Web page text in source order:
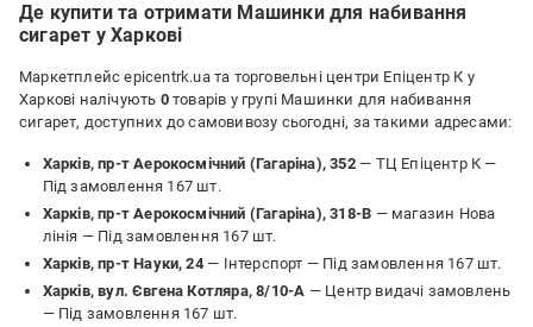
Де купити та отримати Машинки для набивання
сигарет у Харкові
Маркетплейс epicentrk.ua та торговельні центри Епіцентр К у
Харкові налічують 0товарів у групі Машинки для набивання
сигарет, доступних до самовивозу сьогодні, за такими адресами:
Харків, пр-т Аерокосмічний (Гагаріна), 352— ТЦ Епіцентр К —
Під замовлення 167 шт.
Харків, пр-т Аерокосмічний (Гагаріна), 318-В — магазин Нова
лінія — Під замовлення 167 шт.
Харків, пр-т Науки, 24— Інтерспорт — Під замовлення 167 шт.
Харків, вул. Євгена Котляра, 8/10-А — Центр видачі замовлень
— Під замовлення 167 шт.